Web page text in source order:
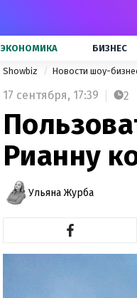
ЭКОНОМИКА БИЗНЕС
Showbiz Новости шоу-
17 сентября, 17:39 2
Рианну
Ульяна Журба